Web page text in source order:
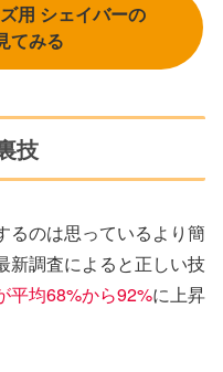
用 シェイバーの
てみる
技
るのは思っているより簡
新調査によると正しい技
平均68%から92%に上昇